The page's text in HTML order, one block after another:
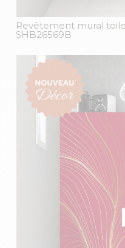
Revêtement mural
SHB26569B